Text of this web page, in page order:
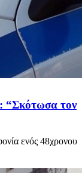
“Σκότωσα τον
ενός 48χρονου